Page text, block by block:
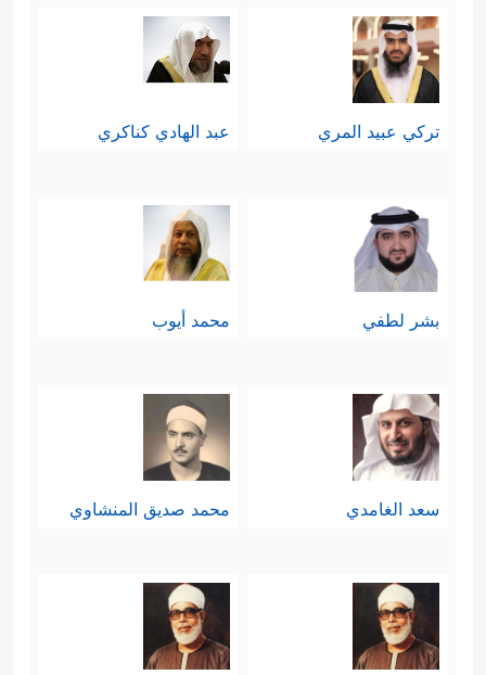
تركي عبيد المري عبد الهادي كناكري
بشر لطفي محمد أيوب
سعد الغامدي محمد صديق المنشاوي